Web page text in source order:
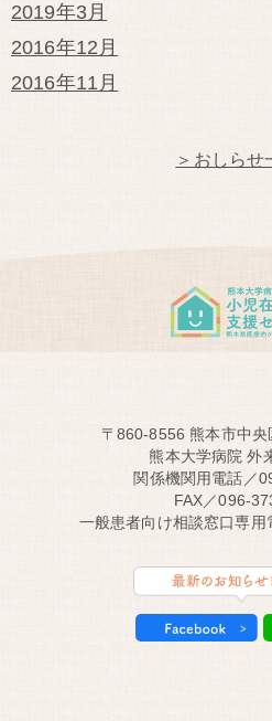
2019年3月
2016年12月
2016年11月
＞おしらせ
〒860-8556 熊本市中央
熊本大学病院 外
関係機関用電話／
FAX／096-
一般患者向け相談窓口専用